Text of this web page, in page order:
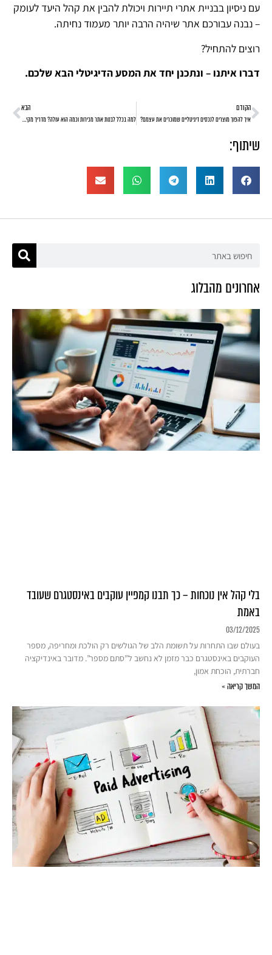
עם ניסיון בבניית אתרי תיירות ויכולת להבין את קהל היעד לעומק
– נבנה עבורכם אתר שיהיה הרבה יותר מעמוד נחיתה.
רוצים להתחיל?
דברו איתנו – ונתכנן יחד את המסע הדיגיטלי הבא שלכם.
הקודם
איך להפוך מוצרים לנכסים דיגיטליים שמוכרים את עצמם?
הבא
למה בכלל לבנות אתר מכירות וכמה הוא עולה? מדריך מקיף לעסקים שרוצים למכור אונליין
שיתוף:
אחרונים מהבלוג
בלי קהל אין נוכחות – כך תבנו קמפיין עוקבים באינסטגרם שעובד
באמת
03/12/2025
בעולם שבו התחרות על תשומת הלב של הגולשים רק הולכת ומחריפה, מספר
העוקבים באינסטגרם כבר מזמן לא נחשב ל”סתם מספר”. מדובר באינדיקציה
חברתית, הוכחת אמון,
המשך קריאה »